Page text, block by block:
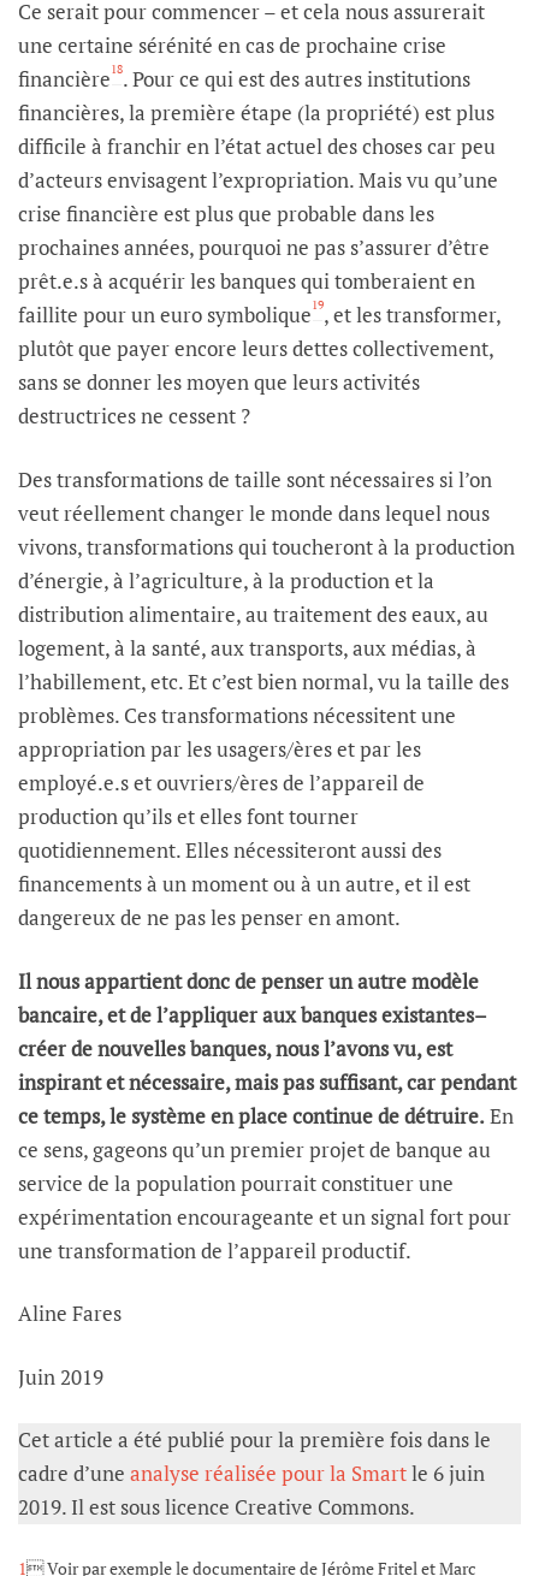
Ce serait pour commencer – et cela nous assurerait
une certaine sérénité en cas de prochaine crise
financière18. Pour ce qui est des autres institutions
financières, la première étape (la propriété) est plus
difficile à franchir en l’état actuel des choses car peu
d’acteurs envisagent l’expropriation. Mais vu qu’une
crise financière est plus que probable dans les
prochaines années, pourquoi ne pas s’assurer d’être
prêt.e.s à acquérir les banques qui tomberaient en
faillite pour un euro symbolique19, et les transformer,
plutôt que payer encore leurs dettes collectivement,
sans se donner les moyen que leurs activités
destructrices ne cessent ?
Des transformations de taille sont nécessaires si l’on
veut réellement changer le monde dans lequel nous
vivons, transformations qui toucheront à la production
d’énergie, à l’agriculture, à la production et la
distribution alimentaire, au traitement des eaux, au
logement, à la santé, aux transports, aux médias, à
l’habillement, etc. Et c’est bien normal, vu la taille des
problèmes. Ces transformations nécessitent une
appropriation par les usagers/ères et par les
employé.e.s et ouvriers/ères de l’appareil de
production qu’ils et elles font tourner
quotidiennement. Elles nécessiteront aussi des
financements à un moment ou à un autre, et il est
dangereux de ne pas les penser en amont.
Il nous appartient donc de penser un autre modèle
bancaire, et de l’appliquer aux banques existantes–
créer de nouvelles banques, nous l’avons vu, est
inspirant et nécessaire, mais pas suffisant, car pendant
ce temps, le système en place continue de détruire.En
ce sens, gageons qu’un premier projet de banque au
service de la population pourrait constituer une
expérimentation encourageante et un signal fort pour
une transformation de l’appareil productif.
Aline Fares
Juin 2019
Cet article a été publié pour la première fois dans le
cadre d’une analyse réalisée pour la Smartle 6 juin
2019. Il est sous licence Creative Commons.
1 Voir par exemple le documentaire de Jérôme Fritel et Marc